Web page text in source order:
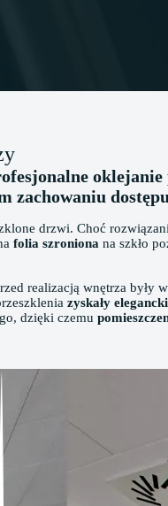
zachowaniu
drzwi. Choć
folia szroniona na szkło
realizacją wnętrza były
zyskały
dzięki czemu